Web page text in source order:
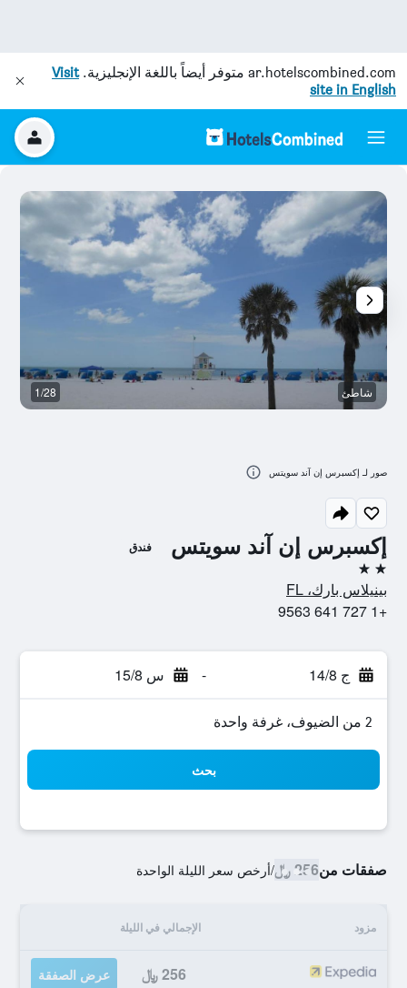
ar.hotelscombined.com متوفر أيضاً باللغة الإنجليزية.Visit
site in English
إكسبرس إن آند سويتس فندق
2 نجمتين
بينيلاس بارك، FL
+1 727 641 9563
ج 14/8 - س 15/8
2 من الضيوف، غرفة واحدة
بحث
صفقات من256 ﷼ /أرخص سعر الليلة الواحدة
مزود الإجمالي في الليلة
256 ﷼ عرض الصفقة
شاطئ 1/28
صور لـ إكسبرس إن آند سويتس